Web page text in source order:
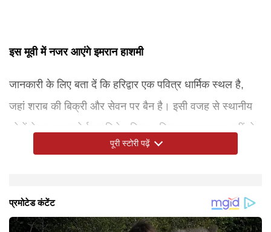
इस मूवी में नजर आएंगे इमरान हाशमी
जानकारी के लिए बता दें कि हरिद्वार एक पवित्र धार्मिक स्थल है,
जहां शराब की बिक्री और सेवन पर बैन है। इसी वजह से स्थानीय
लोगों ने इस साइनबोर्ड का विरोध किया। फिलहाल यह साफ नहीं हो
पाया है कि वहां किस फिल्म या प्रोजेक्ट की शूटिंग हो रही थी। वहीं,
हाशमी जल्द ही अपनी फिल्म 'आवारापन 2' में नजर आएंगे। इस
पूरी स्टोरी पढ़ें